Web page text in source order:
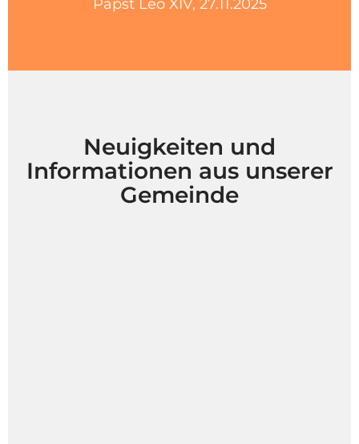
Papst Leo XIV, 27.11.2025
Neuigkeiten und
Informationen aus unserer
Gemeinde